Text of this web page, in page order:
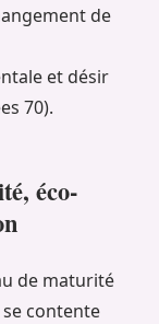
de
et désir
70).
éco-
de maturité
contente